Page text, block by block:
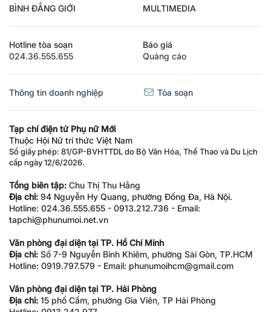
BÌNH ĐẲNG GIỚI MULTIMEDIA
Hotline tòa soạn
024.36.555.655
Báo giá
Quảng cáo
Thông tin doanh nghiệp Tòa soạn
Tạp chí điện tử Phụ nữ Mới
Thuộc Hội Nữ trí thức Việt Nam
Số giấy phép: 81/GP-BVHTTDL do Bộ Văn Hóa, Thể Thao và Du Lịch
cấp ngày 12/6/2026.
Tổng biên tập: Chu Thị Thu Hằng
Địa chỉ: 94 Nguyễn Hy Quang, phường Đống Đa, Hà Nội.
Hotline: 024.36.555.655 - 0913.212.736 - Email:
tapchi@phunumoi.net.vn
Văn phòng đại diện tại TP. Hồ Chí Minh
Địa chỉ: Số 7-9 Nguyễn Bỉnh Khiêm, phường Sài Gòn, TP.HCM
Hotline: 0919.797.579 - Email: phunumoihcm@gmail.com
Văn phòng đại diện tại TP. Hải Phòng
Địa chỉ: 15 phố Cấm, phường Gia Viên, TP Hải Phòng
Hotline: 0913.242.977